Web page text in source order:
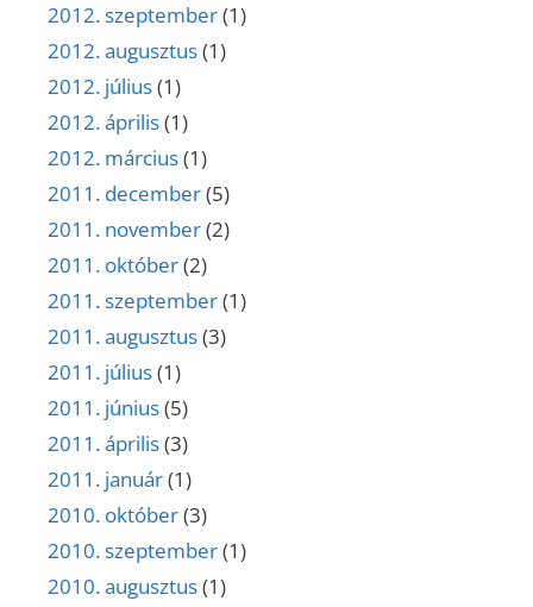
2012. szeptember(1)
2012. augusztus(1)
2012. július(1)
2012. április(1)
2012. március(1)
2011. december(5)
2011. november(2)
2011. október(2)
2011. szeptember(1)
2011. augusztus(3)
2011. július(1)
2011. június(5)
2011. április(3)
2011. január(1)
2010. október(3)
2010. szeptember(1)
2010. augusztus(1)